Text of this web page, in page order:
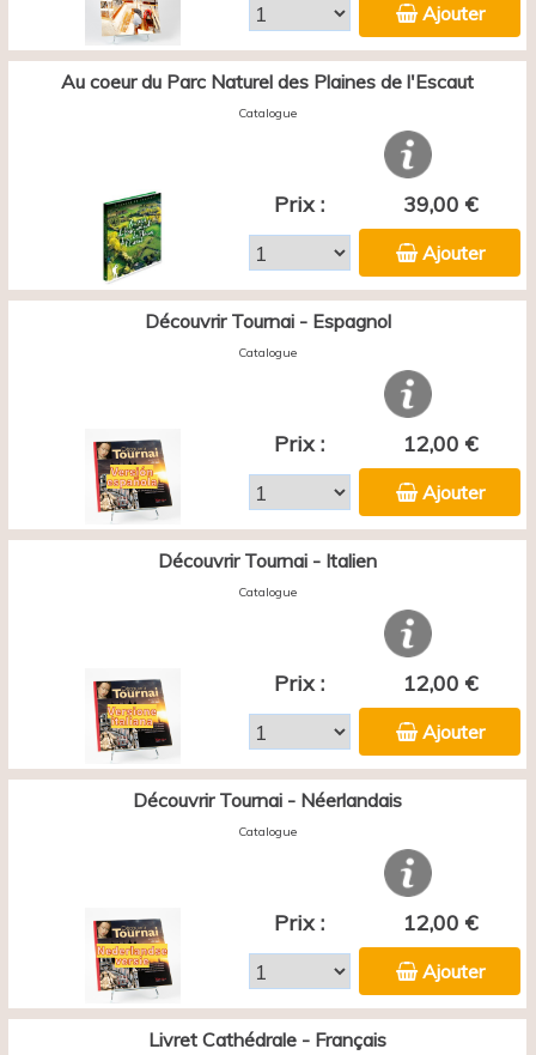
Ajouter
Au coeur du Parc Naturel des Plaines de l'Escaut
Catalogue
Prix : 39,00 €
Ajouter
Découvrir Tournai - Espagnol
Catalogue
Prix : 12,00 €
Ajouter
Découvrir Tournai - Italien
Catalogue
Prix : 12,00 €
Ajouter
Découvrir Tournai - Néerlandais
Catalogue
Prix : 12,00 €
Ajouter
Livret Cathédrale - Français